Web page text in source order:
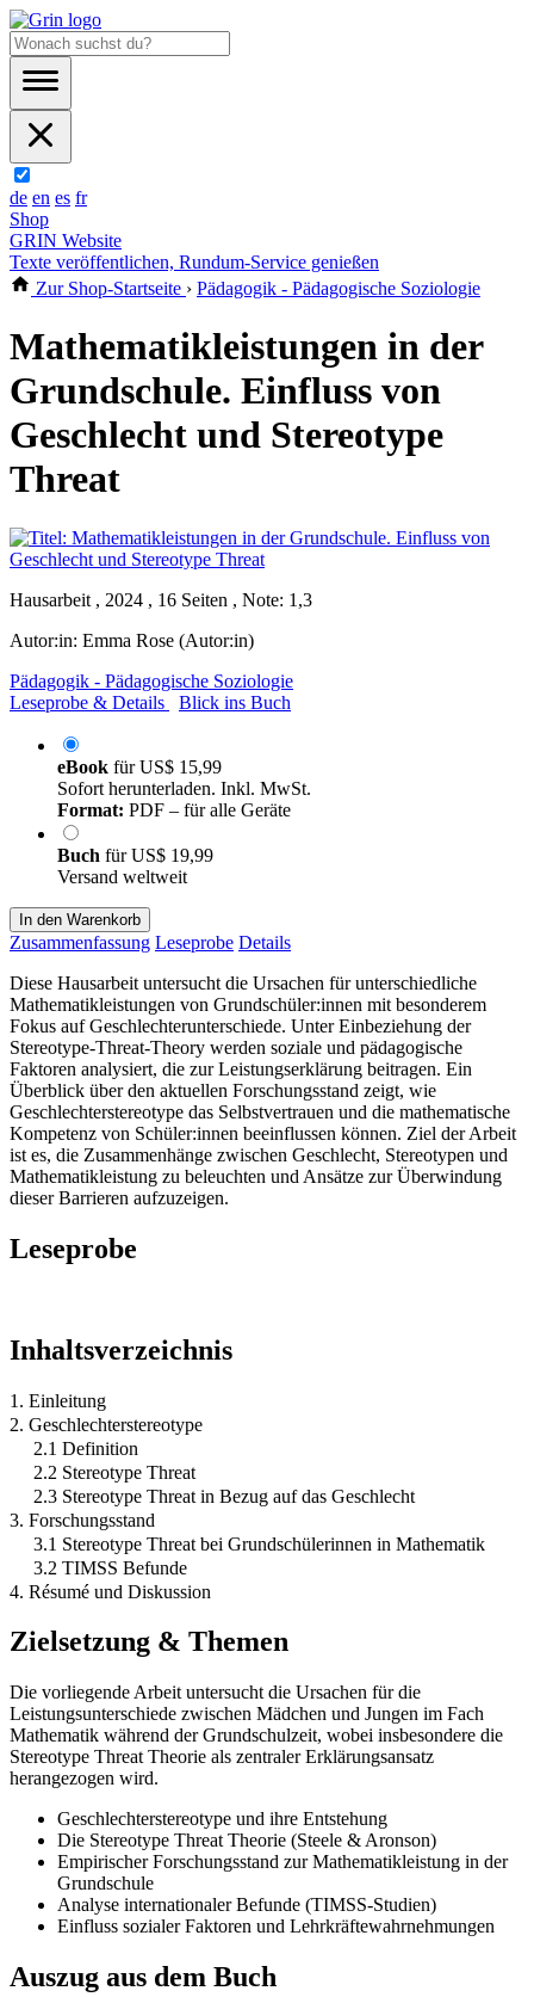
de en es fr
Shop
GRIN Website
Texte veröffentlichen, Rundum-Service genießen
Zur Shop-Startseite › Pädagogik - Pädagogische Soziologie
Mathematikleistungen in der
Grundschule. Einfluss von
Geschlecht und Stereotype
Threat
Hausarbeit , 2024 , 16 Seiten , Note: 1,3
Autor:in: Emma Rose (Autor:in)
Pädagogik - Pädagogische Soziologie
Leseprobe & Details
Blick ins Buch
eBook fürUS$ 15,99
Sofort herunterladen. Inkl. MwSt.
Format: PDF – für alle Geräte
Buch fürUS$ 19,99
Versand weltweit
In den Warenkorb
Zusammenfassung Leseprobe Details
Diese Hausarbeit untersucht die Ursachen für unterschiedliche
Mathematikleistungen von Grundschüler:innen mit besonderem
Fokus auf Geschlechterunterschiede. Unter Einbeziehung der
Stereotype-Threat-Theory werden soziale und pädagogische
Faktoren analysiert, die zur Leistungserklärung beitragen. Ein
Überblick über den aktuellen Forschungsstand zeigt, wie
Geschlechterstereotype das Selbstvertrauen und die mathematische
Kompetenz von Schüler:innen beeinflussen können. Ziel der Arbeit
ist es, die Zusammenhänge zwischen Geschlecht, Stereotypen und
Mathematikleistung zu beleuchten und Ansätze zur Überwindung
dieser Barrieren aufzuzeigen.
Leseprobe
Inhaltsverzeichnis
1. Einleitung
2. Geschlechterstereotype
2.1 Definition
2.2 Stereotype Threat
2.3 Stereotype Threat in Bezug auf das Geschlecht
3. Forschungsstand
3.1 Stereotype Threat bei Grundschülerinnen in Mathematik
3.2 TIMSS Befunde
4. Résumé und Diskussion
Zielsetzung & Themen
Die vorliegende Arbeit untersucht die Ursachen für die
Leistungsunterschiede zwischen Mädchen und Jungen im Fach
Mathematik während der Grundschulzeit, wobei insbesondere die
Stereotype Threat Theorie als zentraler Erklärungsansatz
herangezogen wird.
Geschlechterstereotype und ihre Entstehung
Die Stereotype Threat Theorie (Steele & Aronson)
Empirischer Forschungsstand zur Mathematikleistung in der
Grundschule
Analyse internationaler Befunde (TIMSS-Studien)
Einfluss sozialer Faktoren und Lehrkräftewahrnehmungen
Auszug aus dem Buch